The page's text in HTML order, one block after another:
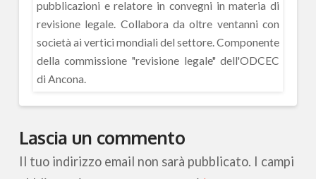
pubblicazioni e relatore in convegni in materia di
revisione legale. Collabora da oltre ventanni con
società ai vertici mondiali del settore. Componente
della commissione "revisione legale" dell'ODCEC
di Ancona.
Lascia un commento
Il tuo indirizzo email non sarà pubblicato. I campi